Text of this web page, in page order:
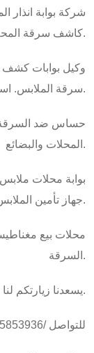
شركة بوابة
كاشف سرقة المحلات.
وكيل بوابات كشف
سرقة الملابس. اسعار انظمة الانذار ضد سرقة الملابس.
حساس ضد السرقة.
المحلات والبضائع.
بوابة محلات
جهاز تأمين الملابس من السرقة.
محلات بيع
السرقة.
يسعدنا زيارتكم لنا ب مقرنا الرئيس بالرياض.
للتواصل /0555853936